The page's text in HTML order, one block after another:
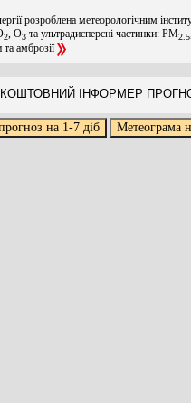
розроблена метеорологічним
2 , O3 та ультрадисперсні частинки: PM2.5
амброзії
ІНФОРМЕР